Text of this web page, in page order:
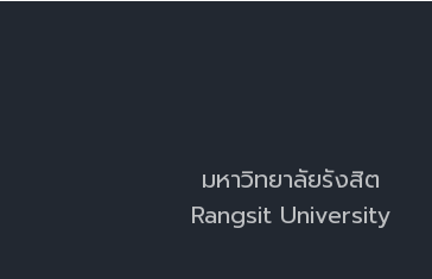
มหาวิทยาลัยรังสิต
Rangsit University